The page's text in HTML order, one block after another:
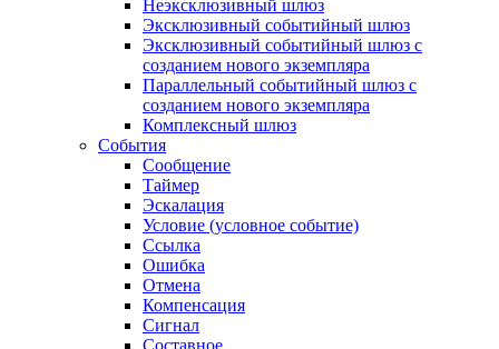
Неэксклюзивный шлюз
Эксклюзивный событийный шлюз
Эксклюзивный событийный шлюз с
созданием нового экземпляра
Параллельный событийный шлюз с
созданием нового экземпляра
Комплексный шлюз
События
Сообщение
Таймер
Эскалация
Условие (условное событие)
Ссылка
Ошибка
Отмена
Компенсация
Сигнал
Составное